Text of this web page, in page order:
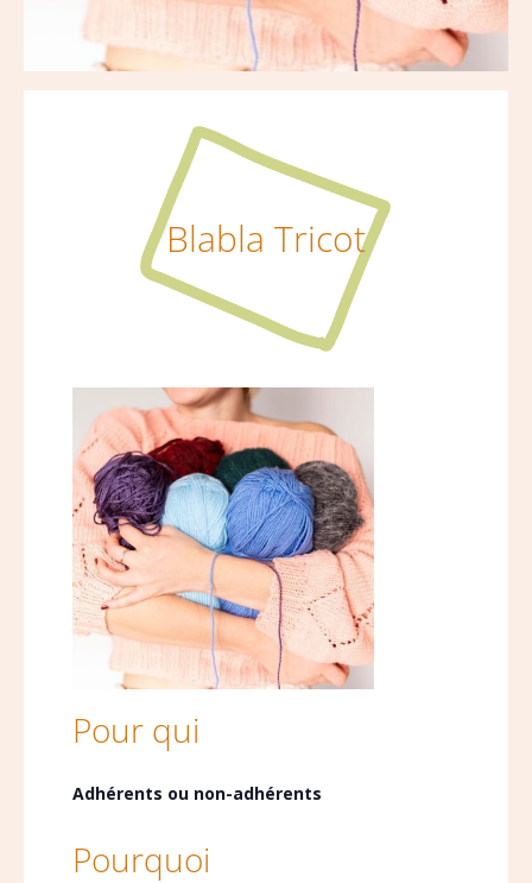
Blabla Tricot
Pour qui
Adhérents ou non-adhérents
Pourquoi